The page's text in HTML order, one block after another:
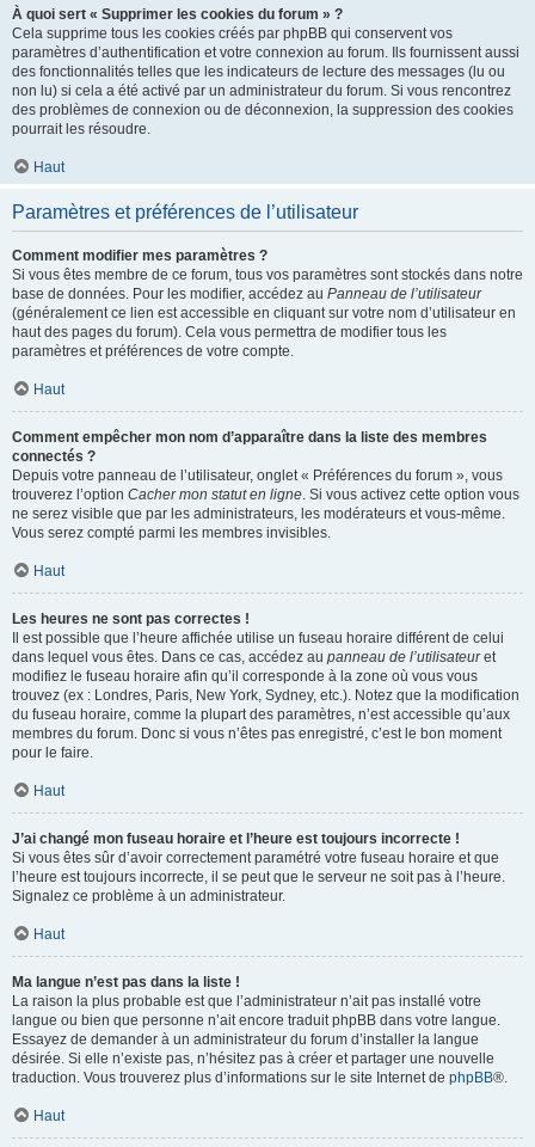
À quoi sert « Supprimer les cookies du forum » ?
Cela supprime tous les cookies créés par phpBB qui conservent vos
paramètres d’authentification et votre connexion au forum. Ils fournissent aussi
des fonctionnalités telles que les indicateurs de lecture des messages (lu ou
non lu) si cela a été activé par un administrateur du forum. Si vous rencontrez
des problèmes de connexion ou de déconnexion, la suppression des cookies
pourrait les résoudre.
Haut
Paramètres et préférences de l’utilisateur
Comment modifier mes paramètres ?
Si vous êtes membre de ce forum, tous vos paramètres sont stockés dans notre
base de données. Pour les modifier, accédez au Panneau de l’utilisateur
(généralement ce lien est accessible en cliquant sur votre nom d’utilisateur en
haut des pages du forum). Cela vous permettra de modifier tous les
paramètres et préférences de votre compte.
Haut
Comment empêcher mon nom d’apparaître dans la liste des membres
connectés ?
Depuis votre panneau de l’utilisateur, onglet « Préférences du forum », vous
trouverez l’option Cacher mon statut en ligne. Si vous activez cette option vous
ne serez visible que par les administrateurs, les modérateurs et vous-même.
Vous serez compté parmi les membres invisibles.
Haut
Les heures ne sont pas correctes !
Il est possible que l’heure affichée utilise un fuseau horaire différent de celui
dans lequel vous êtes. Dans ce cas, accédez au panneau de l’utilisateuret
modifiez le fuseau horaire afin qu’il corresponde à la zone où vous vous
trouvez (ex : Londres, Paris, New York, Sydney, etc.). Notez que la modification
du fuseau horaire, comme la plupart des paramètres, n’est accessible qu’aux
membres du forum. Donc si vous n’êtes pas enregistré, c’est le bon moment
pour le faire.
Haut
J’ai changé mon fuseau horaire et l’heure est toujours incorrecte !
Si vous êtes sûr d’avoir correctement paramétré votre fuseau horaire et que
l’heure est toujours incorrecte, il se peut que le serveur ne soit pas à l’heure.
Signalez ce problème à un administrateur.
Haut
Ma langue n’est pas dans la liste !
La raison la plus probable est que l’administrateur n’ait pas installé votre
langue ou bien que personne n’ait encore traduit phpBB dans votre langue.
Essayez de demander à un administrateur du forum d’installer la langue
désirée. Si elle n’existe pas, n’hésitez pas à créer et partager une nouvelle
traduction. Vous trouverez plus d’informations sur le site Internet de phpBB®.
Haut